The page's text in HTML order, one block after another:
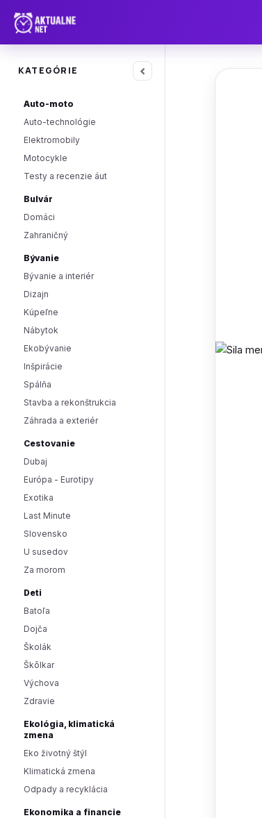
KATEGÓRIE ‹
Auto-moto
Auto-technológie
Elektromobily
Motocykle
Testy a recenzie áut
Bulvár
Domáci
Zahraničný
Bývanie
Bývanie a interiér
Dizajn
Kúpeľne
Nábytok
Ekobývanie
Inšpirácie
Spálňa
Stavba a rekonštrukcia
Záhrada a exteriér
Cestovanie
Dubaj
Európa - Eurotipy
Exotika
Last Minute
Slovensko
U susedov
Za morom
Deti
Batoľa
Dojča
Školák
Škôlkar
Výchova
Zdravie
Ekológia, klimatická
zmena
Eko životný štýl
Klimatická zmena
Odpady a recyklácia
Ekonomika a financie